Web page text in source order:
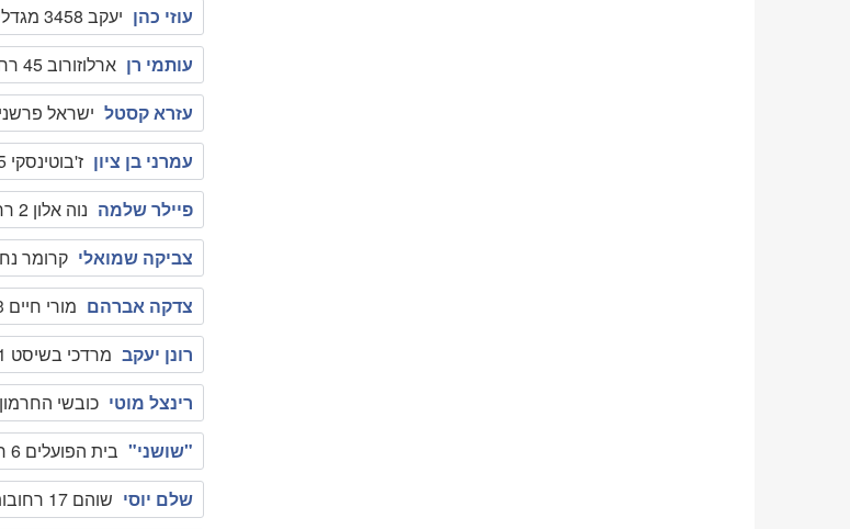
עוזי כהן יעקב 3458 מגדלי המוזיאון רחובות , 0522536150
עותמי רן ארלוזורוב 45 רחובות , 0523910110
עזרא קסטל ישראל פרשני 2 רחובות , 0505717277
עמרני בן ציון ז'בוטינסקי 5 רחובות , 089453945
פיילר שלמה נוה אלון 2 רחובות , 089476811
צביקה שמואלי קרומר נח 10 רחובות , 089465505
צדקה אברהם מורי חיים 3 רחובות , 089468341
רונן יעקב מרדכי בשיסט 41 רחובות , 0524714806
רינצל מוטי כובשי החרמון 17 רחובות , 0522542071
"שושני" בית הפועלים 6 רחובות , 089466524
שלם יוסי שוהם 17 רחובות , 089450690